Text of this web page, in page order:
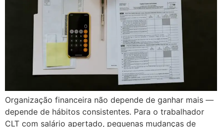
Organização financeira não depende de ganhar mais —
depende de hábitos consistentes. Para o trabalhador
CLT com salário apertado, pequenas mudanças de